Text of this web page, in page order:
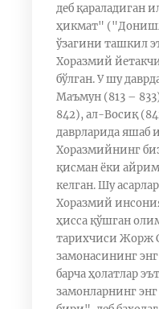
деб қараладиган
ҳикмат"
ўзагини ташкил
Хоразмий
бўлган. У шу
Маъмун (813 –
842), ал-Восиқ
даврларида яшаб
Хоразмийнинг
қисман ёки айрим
келган. Шу
Хоразмий
ҳисса қўшган
тарихчиси Жорж
замонасининг
барча ҳолатлар
замонларнинг